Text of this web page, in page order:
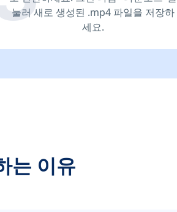
눌러 새로 생성된 .mp4 파일을 저장하
세요.
는 이유